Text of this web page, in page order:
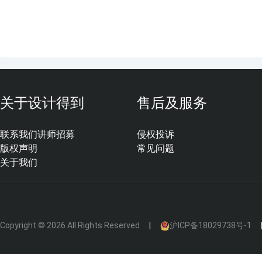
关于设计得到
联系我们
版权声明
关于我们
讲师招募
售后及服务
侵权投诉
常见问题
Copyright © 2026 All Rights Reserved 沪ICP备18029738号-1